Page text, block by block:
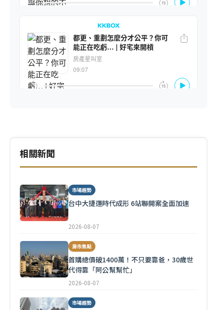
相關新聞
市場趨勢
台中大捷運時代成形 6站聯開案全面加速
2026-08-07
房市焦點
首購總價破1400萬！不只要靠爸，30歲世
代得靠「阿公幫幫忙」
2026-08-07
市場趨勢